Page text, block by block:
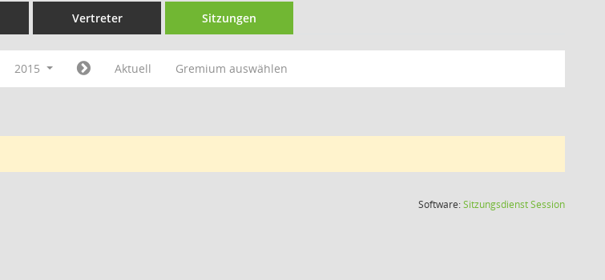
Vertreter Sitzungen
2015 Aktuell Gremium auswählen
Software:SitzungsdienstSession(Wird in